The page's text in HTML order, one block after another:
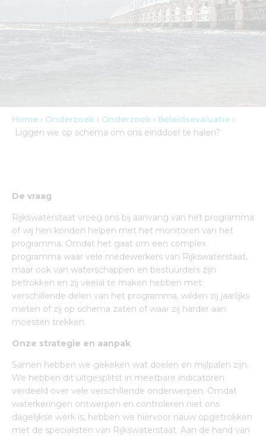
Home › Onderzoek › Onderzoek › Beleidsevaluatie ›
Liggen we op schema om ons einddoel te halen?
De vraag
Rijkswaterstaat vroeg ons bij aanvang van het programma
of wij hen konden helpen met het monitoren van het
programma. Omdat het gaat om een complex
programma waar vele medewerkers van Rijkswaterstaat,
maar ook van waterschappen en bestuurders zijn
betrokken en zij veelal te maken hebben met
verschillende delen van het programma, wilden zij jaarlijks
meten of zij op schema zaten of waar zij harder aan
moesten trekken.
Onze strategie en aanpak
Samen hebben we gekeken wat doelen en mijlpalen zijn.
We hebben dit uitgesplitst in meetbare indicatoren
verdeeld over vele verschillende onderwerpen. Omdat
waterkeringen ontwerpen en controleren niet ons
dagelijkse werk is, hebben we hiervoor nauw opgetrokken
met de specialisten van Rijkswaterstaat. Aan de hand van